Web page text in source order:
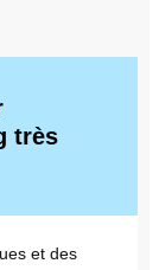
très
et des